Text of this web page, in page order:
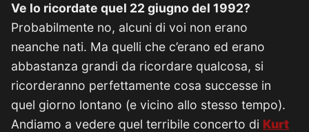
Ve lo ricordate quel 22 giugno del 1992?
Probabilmente no, alcuni di voi non erano
neanche nati. Ma quelli che c’erano ed erano
abbastanza grandi da ricordare qualcosa, si
ricorderanno perfettamente cosa successe in
quel giorno lontano (e vicino allo stesso tempo).
Andiamo a vedere quel terribile concerto di Kurt